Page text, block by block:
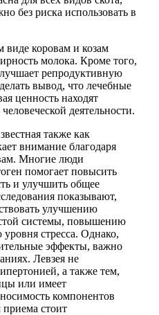
без риска использовать в
виде коровам и козам
молока. Кроме того,
репродуктивную
вывод, что лечебные
ценность находят
деятельности.
также как
внимание благодаря
Многие люди
помогает повысить
и улучшить общее
показывают,
улучшению
системы, повышению
стресса. Однако,
эффекты, важно
Левзея не
а также тем,
или имеет
компонентов
приема стоит